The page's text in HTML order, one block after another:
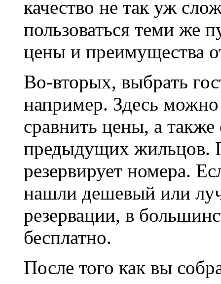
качество не так уж
пользоваться теми же
цены и преимущества
Во-вторых, выбрать
например. Здесь
сравнить цены, а
предыдущих
резервирует номера.
нашли дешевый или
резервации, в
бесплатно.
После того как вы